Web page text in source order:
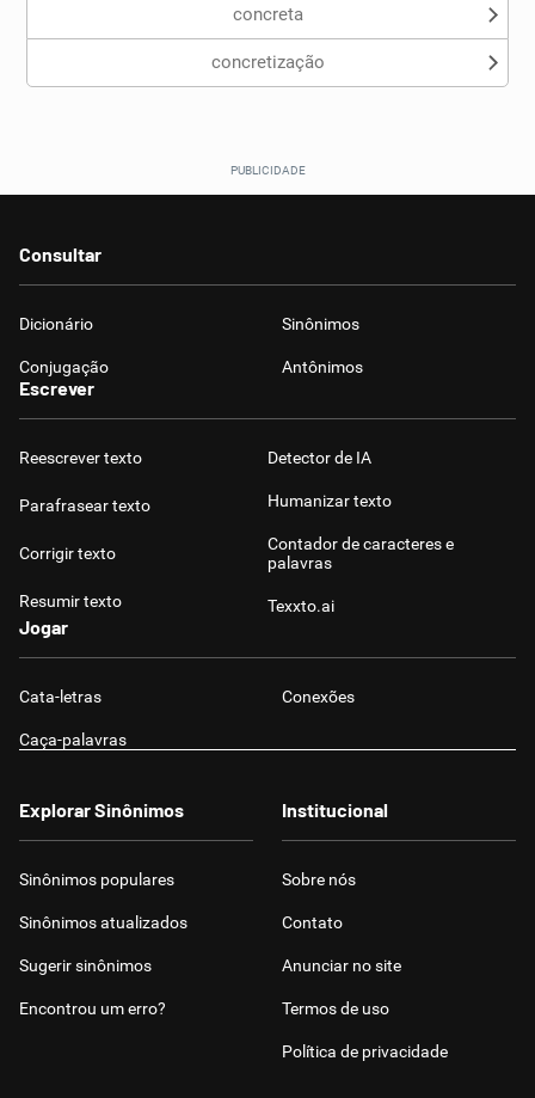
concreta
concretização
Consultar
Dicionário Sinônimos
Conjugação Antônimos
Escrever
Reescrever texto
Parafrasear texto
Corrigir texto
Resumir texto
Detector de IA
Humanizar texto
Contador de caracteres e
palavras
Texxto.ai
Jogar
Cata-letras Conexões
Caça-palavras
Explorar Sinônimos
Sinônimos populares
Sinônimos atualizados
Sugerir sinônimos
Encontrou um erro?
Institucional
Sobre nós
Contato
Anunciar no site
Termos de uso
Política de privacidade